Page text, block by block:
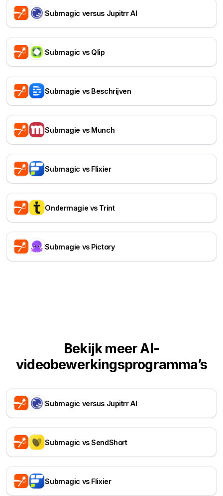
Submagic versus Jupitrr AI
Submagic vs Qlip
Submagie vs Beschrijven
Submagie vs Munch
Submagic vs Flixier
Ondermagie vs Trint
Submagie vs Pictory
Bekijk meer AI-
videobewerkingsprogramma’s
Submagic versus Jupitrr AI
Submagic vs SendShort
Submagic vs Flixier